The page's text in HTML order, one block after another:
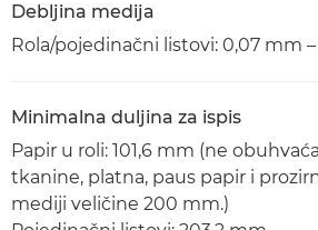
Debljina medija
Rola/pojedinačni listovi: 0,07 mm
Minimalna duljina za ispis
Papir u roli: 101,6 mm (ne
tkanine, platna, paus papir i
mediji veličine 200 mm.)